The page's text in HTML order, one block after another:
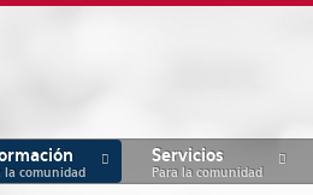
la comunidad
Servicios
Para la comunidad